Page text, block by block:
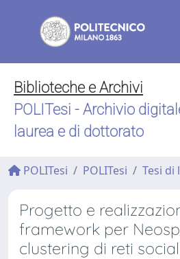
Biblioteche e Archivi
POLITesi - Archivio
laurea e di dottorato
POLITesi POLITesi Tesi di
Progetto e
framework per
clustering di reti